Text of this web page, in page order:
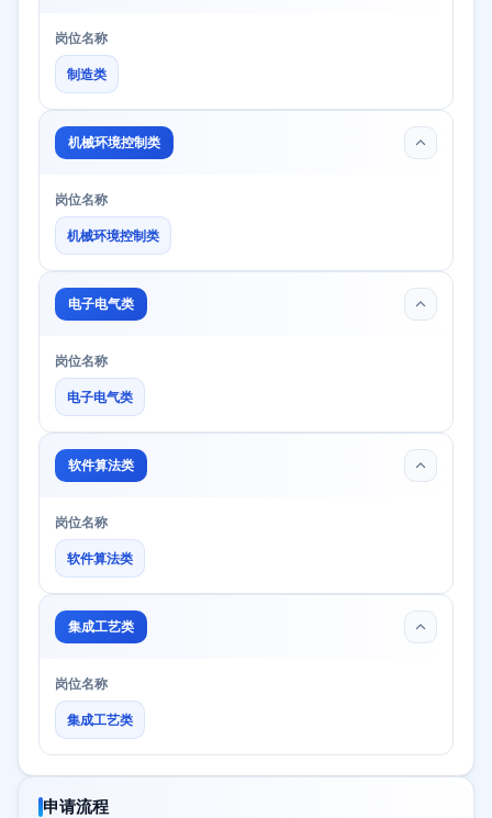
岗位名称
制造类
机械环境控制类
岗位名称
机械环境控制类
电子电气类
岗位名称
电子电气类
软件算法类
岗位名称
软件算法类
集成工艺类
岗位名称
集成工艺类
申请流程